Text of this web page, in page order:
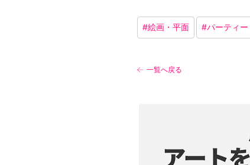
#絵画・平面 #パーティー
一覧へ戻る